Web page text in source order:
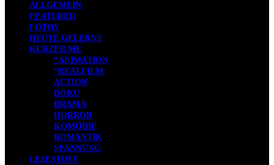
ALLGEMEIN
FEATURED
FOTOS
HEUTE GELERNT
KURZFILME
*ANIMATION
*REALFILM
ACTION
DOKU
DRAMA
HORROR
KOMÖDIE
ROMANTIK
SPANNUNG
LESESTOFF